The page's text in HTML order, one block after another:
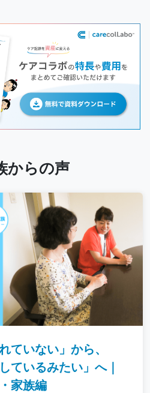
からの声
ていない」から、
ているみたい」へ｜
家族編